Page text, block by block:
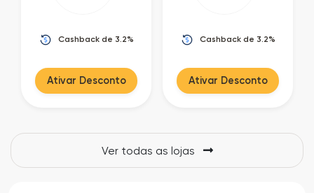
Cashback de 3.2%
Ativar Desconto
Cashback de 3.2%
Ativar Desconto
Ver todas as lojas